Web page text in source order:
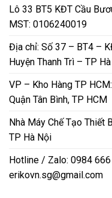
Lô 33 BT5 KĐT Cầu
MST: 0106240019
Địa chỉ: Số 37 – BT4 –
Huyện Thanh Trì – TP
VP – Kho Hàng TP
Quận Tân Bình, TP HCM
Nhà Máy Chế Tạo Thiết
TP Hà Nội
Hotline / Zalo: 0984
erikovn.sg@gmail.com